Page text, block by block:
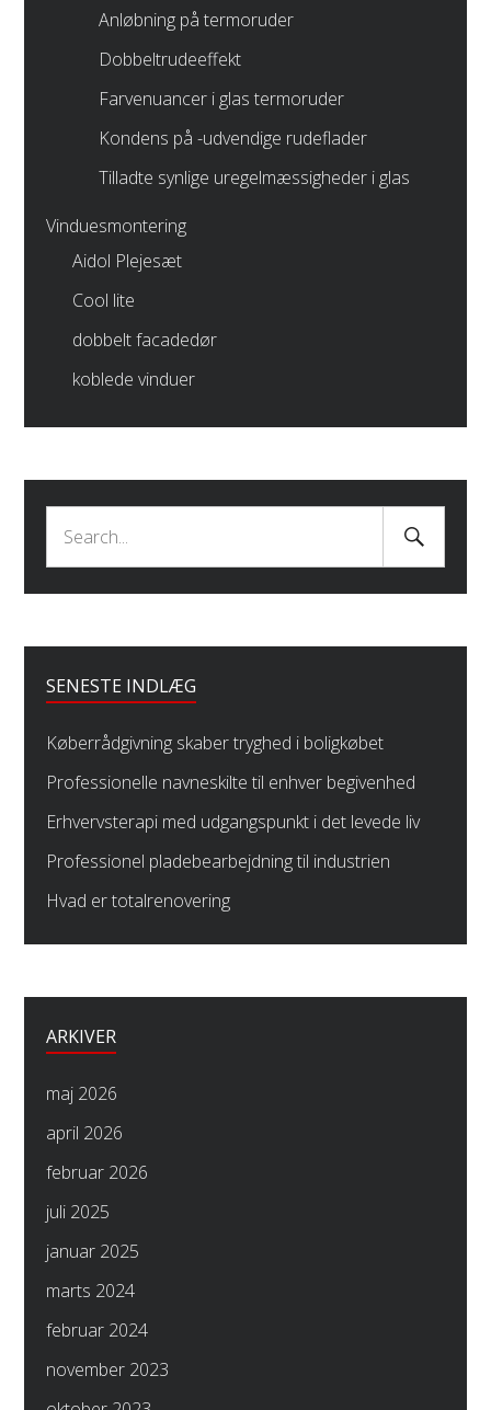
Anløbning på termoruder
Dobbeltrudeeffekt
Farvenuancer i glas termoruder
Kondens på -udvendige rudeflader
Tilladte synlige uregelmæssigheder i glas
Vinduesmontering
Aidol Plejesæt
Cool lite
dobbelt facadedør
koblede vinduer
Search
for:
Search
Submit
SENESTE INDLÆG
Køberrådgivning skaber tryghed i boligkøbet
Professionelle navneskilte til enhver begivenhed
Erhvervsterapi med udgangspunkt i det levede liv
Professionel pladebearbejdning til industrien
Hvad er totalrenovering
ARKIVER
maj 2026
april 2026
februar 2026
juli 2025
januar 2025
marts 2024
februar 2024
november 2023